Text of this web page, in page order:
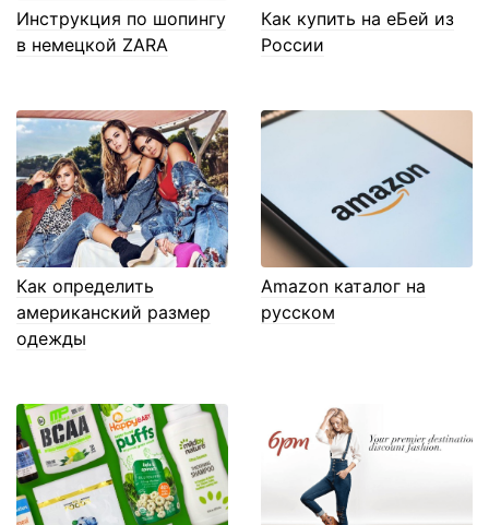
Инструкция по шопингу
в немецкой ZARA
Как купить на еБей из
России
Как определить
американский размер
одежды
Amazon каталог на
русском